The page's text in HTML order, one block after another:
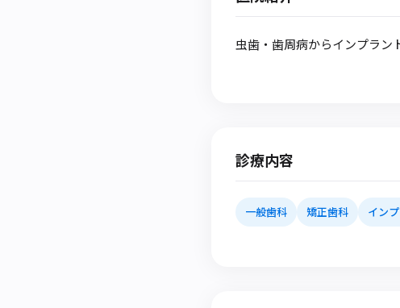
虫歯・歯周病からインプラン
診療内容
一般歯科 矯正歯科 イン